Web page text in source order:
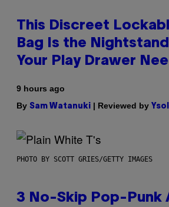
This Discreet
Bag Is the
Your Play Drawer
9 hours ago
By Sam Watanuki | Reviewed by
PHOTO BY SCOTT GRIES/GETTY IMAGES
3 No-Skip Pop-Punk